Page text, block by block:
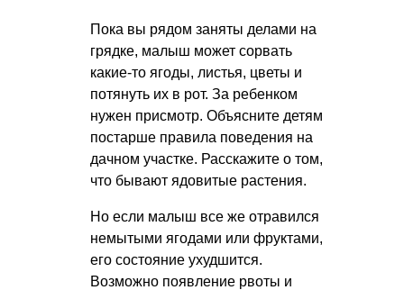
Пока вы рядом заняты делами на
грядке, малыш может сорвать
какие-то ягоды, листья, цветы и
потянуть их в рот. За ребенком
нужен присмотр. Объясните детям
постарше правила поведения на
дачном участке. Расскажите о том,
что бывают ядовитые растения.
Но если малыш все же отравился
немытыми ягодами или фруктами,
его состояние ухудшится.
Возможно появление рвоты и